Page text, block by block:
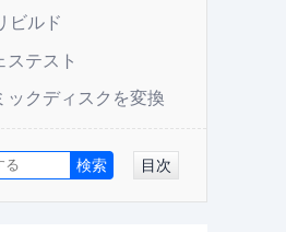
ビルド
ステスト
ックディスクを変換
目次